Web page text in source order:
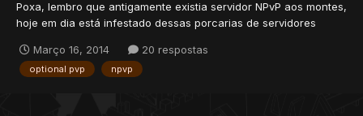
Poxa, lembro que antigamente existia servidor NPvP aos montes,
hoje em dia está infestado dessas porcarias de servidores
dos servidores NPvP?
Março 16, 2014 20 respostas
optional pvp npvp